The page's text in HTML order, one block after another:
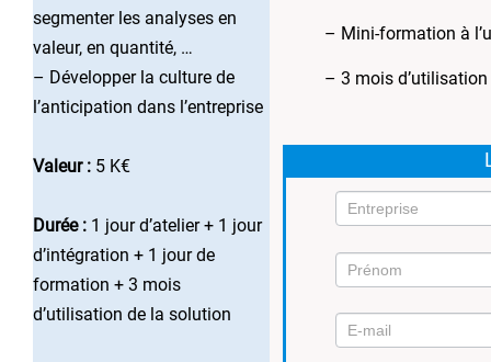
segmenter les analyses en
valeur, en quantité, …
– Développer la culture de
l’anticipation dans l’entreprise
Valeur : 5 K€
Durée : 1 jour d’atelier + 1 jour
d’intégration + 1 jour de
formation + 3 mois
d’utilisation de la solution
– Mini-formation à
– 3 mois